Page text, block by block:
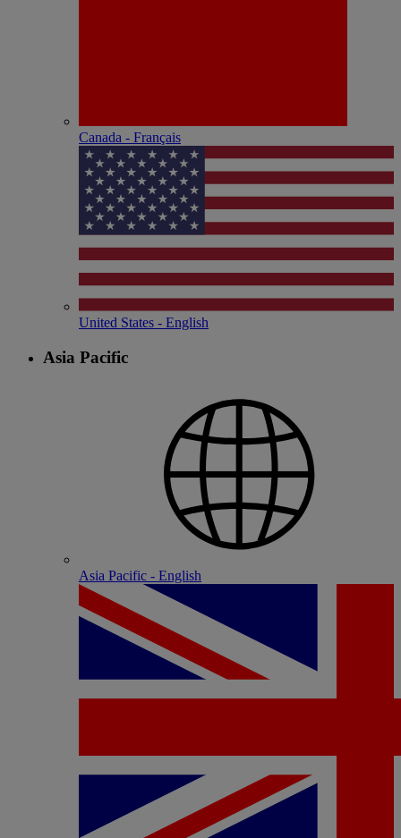
Canada - Français
United States - English
Asia Pacific
Asia Pacific - English